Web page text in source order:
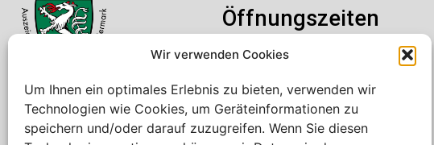
Wir verwenden Cookies
Um Ihnen ein optimales Erlebnis zu bieten, verwenden wir
Technologien wie Cookies, um Geräteinformationen zu
speichern und/oder darauf zuzugreifen. Wenn Sie diesen
Öffnungszeiten
Freitag: 08:00 – 14:30 Uhr